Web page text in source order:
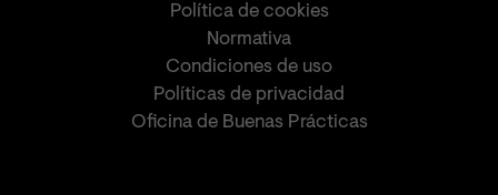
Política de cookies
Normativa
Condiciones de uso
Políticas de privacidad
Oficina de Buenas Prácticas